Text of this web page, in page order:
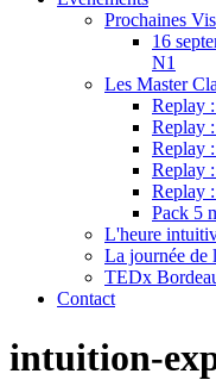
Prochaines
16
N1
Les Master
Replay
Replay
Replay
Replay
Replay
Pack 5
L'heure
La journée de
TEDx
Contact
intuition-